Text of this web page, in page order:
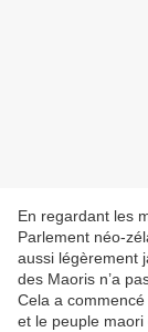
En regardant les
Parlement néo-
aussi légèrement
des Maoris n’a
Cela a
et le peuple